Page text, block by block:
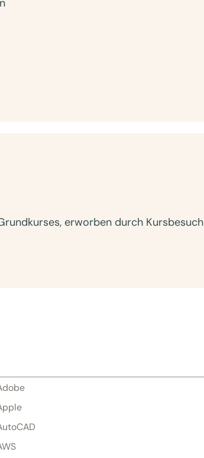
erworben durch Kursbesuch